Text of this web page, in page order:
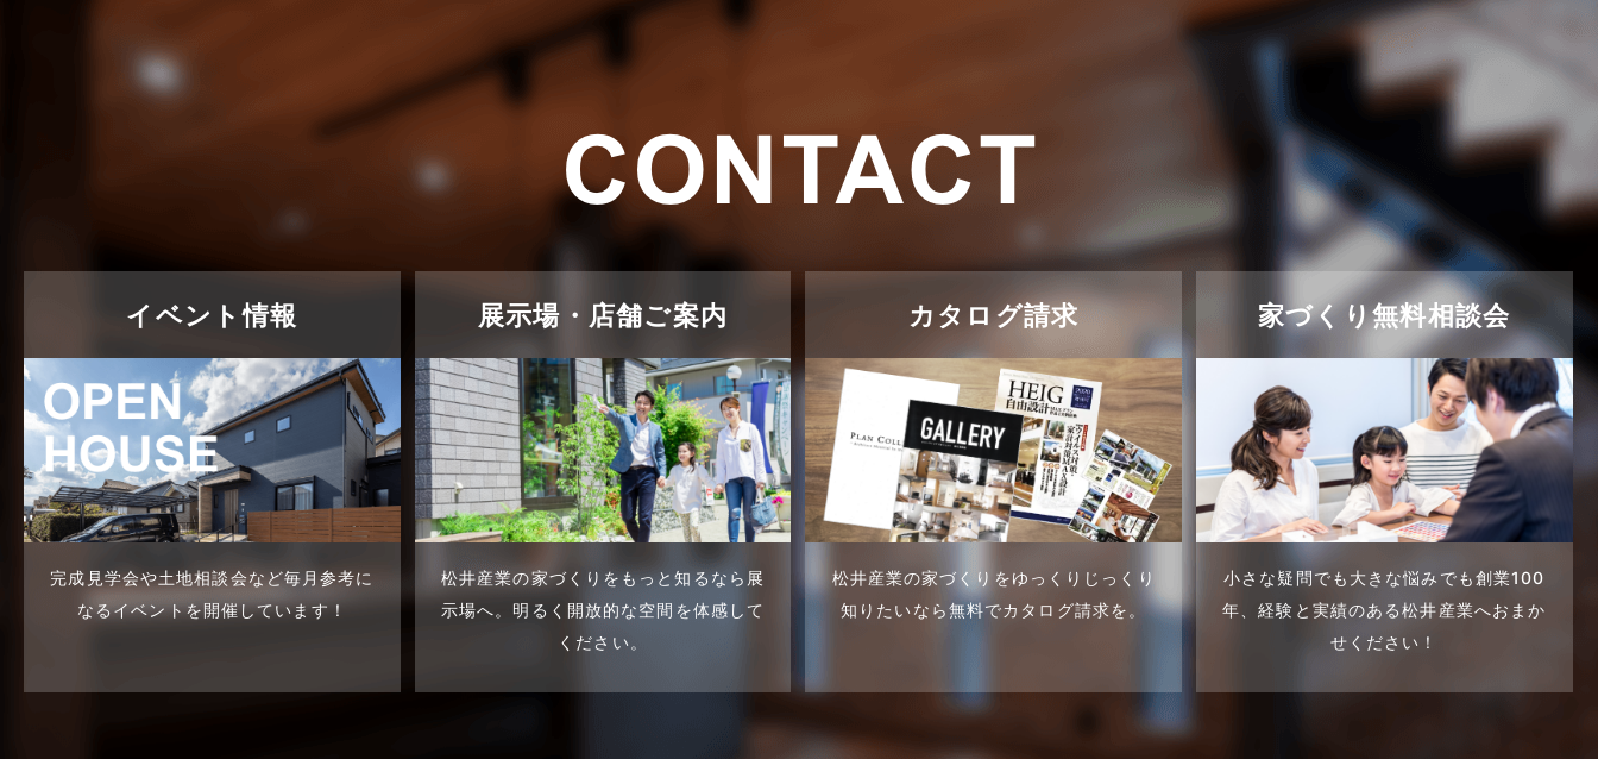
三郷中央駅店-ブログ
介護施設経営活用事例
住宅に関するよくある質問
吉川市
吉川店-ブログ
商品情報
土地に関するよくある質問
2025年9月
2025年4月
2025年2月
2025年1月
2024年12月
2024年11月
2024年10月
イベント情報
完成見学会や土地相談会など毎月参考に
なるイベントを開催しています！
展示場・店舗ご案内
松井産業の家づくりをもっと知るなら展
示場へ。 明るく開放的な空間を体感して
ください。
カタログ請求
松井産業の家づくりをゆっくりじっくり
知りたいなら無料でカタログ請求を。
家づくり無料相談会
小さな疑問でも大きな悩みでも創業100
年、経験と実績のある松井産業へおまか
せください！